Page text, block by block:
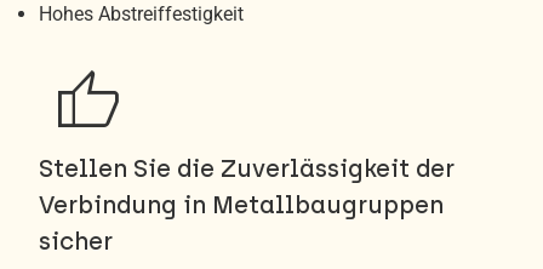
Hohes Abstreiffestigkeit
thumb_up
Stellen Sie die Zuverlässigkeit der
Verbindung in Metallbaugruppen
sicher